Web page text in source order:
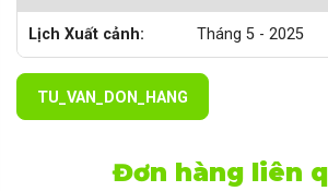
Lịch Xuất cảnh: Tháng 5 - 2025
TU_VAN_DON_HANG
Đơn hàng liên